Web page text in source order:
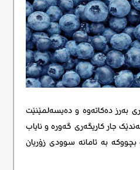
بەرز دەکاتەوە و دەیسەلمێنێت
جار کاریگەری گەورە و نایاب
بە تامانە سوودی زۆریان